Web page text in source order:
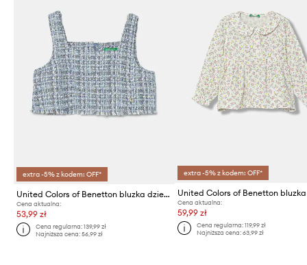
extra -5% z kodem: OFF*
United Colors of Benetton bluzka dziecięca
Cena aktualna:
53,99 zł
Cena regularna:139,99 zł
Najniższa cena:56,99 zł
extra -5% z kodem: OFF*
Cena aktualna:
59,99 zł
Cena regularna: 119,99 zł
Najniższa cena: 63,99 zł